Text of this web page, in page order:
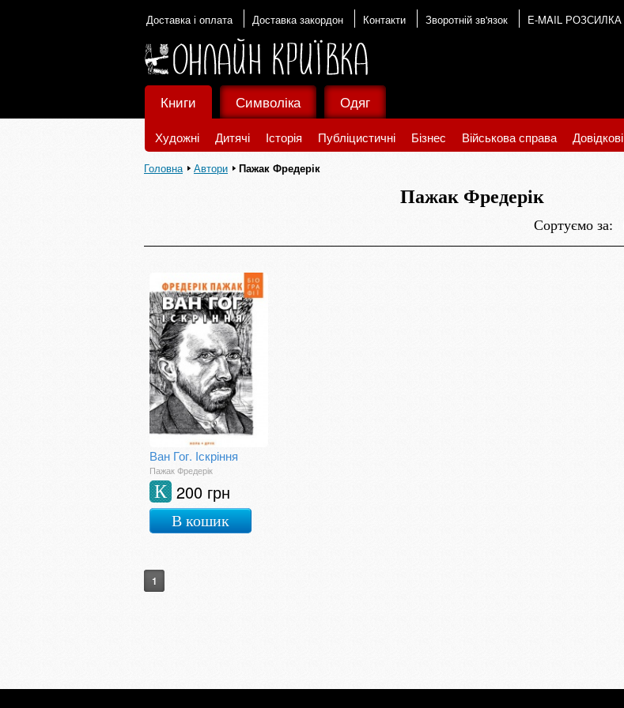
Доставка і оплата Доставка закордон Контакти Зворотній зв'язок E-MAIL РОЗСИЛКА
Книги
Художні Дитячі Історія Публіцистичні Бізнес Військова справа Довідкові
Символіка Одяг
Головна Автори Пажак Фредерік
Пажак Фредерік
Сортуємо за:
Ван Гог. Іскріння
Пажак Фредерік
200 грн
К
В кошик
1